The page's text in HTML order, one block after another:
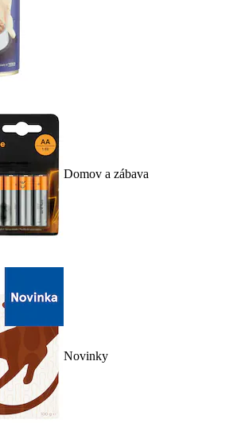
Domov a zábava
Novinky